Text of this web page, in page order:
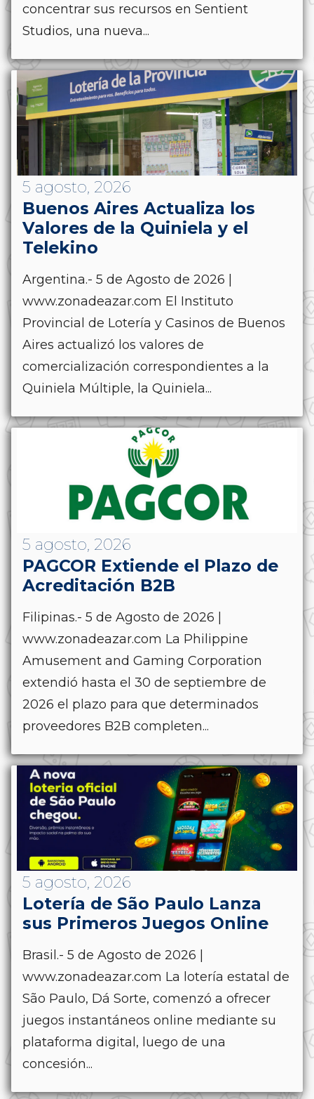
concentrar sus recursos en Sentient
Studios, una nueva...
5 agosto, 2026
Buenos Aires Actualiza los
Valores de la Quiniela y el
Telekino
Argentina.- 5 de Agosto de 2026 |
www.zonadeazar.com El Instituto
Provincial de Lotería y Casinos de Buenos
Aires actualizó los valores de
comercialización correspondientes a la
Quiniela Múltiple, la Quiniela...
5 agosto, 2026
PAGCOR Extiende el Plazo de
Acreditación B2B
Filipinas.- 5 de Agosto de 2026 |
www.zonadeazar.com La Philippine
Amusement and Gaming Corporation
extendió hasta el 30 de septiembre de
2026 el plazo para que determinados
proveedores B2B completen...
5 agosto, 2026
Lotería de São Paulo Lanza
sus Primeros Juegos Online
Brasil.- 5 de Agosto de 2026 |
www.zonadeazar.com La lotería estatal de
São Paulo, Dá Sorte, comenzó a ofrecer
juegos instantáneos online mediante su
plataforma digital, luego de una
concesión...